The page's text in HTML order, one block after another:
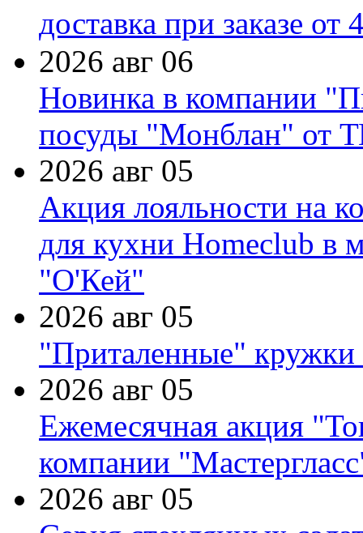
доставка при заказе от
2026 авг 06
Новинка в компании
посуды "Монблан" от
2026 авг 05
Акция лояльности на
для кухни Homeclub в
"О'Кей"
2026 авг 05
"Приталенные" кружки
2026 авг 05
Ежемесячная акция
компании
2026 авг 05